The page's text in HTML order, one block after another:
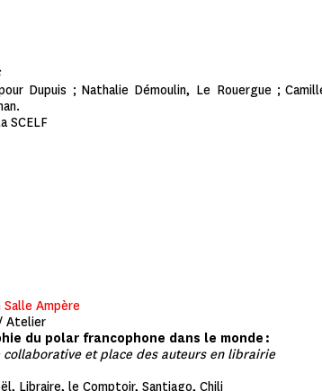
Dupuis ; Nathalie Démoulin, Le Rouergue ;
SCELF
Salle Ampère
Atelier
du polar francophone dans le monde :
collaborative et place des auteurs en librairie
Libraire, le Comptoir, Santiago, Chili